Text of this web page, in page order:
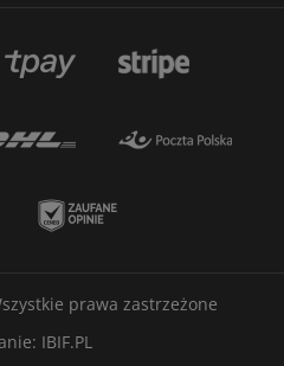
prawa zastrzeżone
IBIF.PL